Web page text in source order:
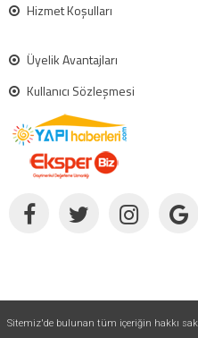
Hizmet Koşulları
Üyelik Avantajları
Kullanıcı Sözleşmesi
Sitemiz'de bulunan tüm içeriğin hakkı